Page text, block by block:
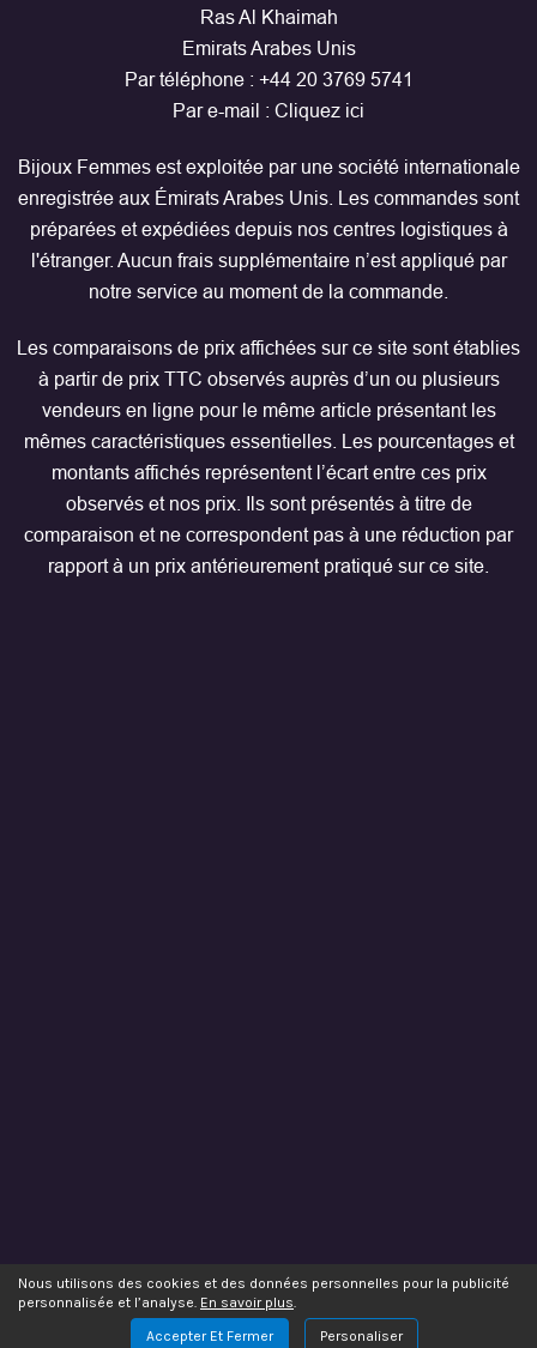
Ras Al Khaimah
Emirats Arabes Unis
Par téléphone : +44 20 3769 5741
Par e-mail : Cliquez ici
Bijoux Femmes est exploitée par une société internationale
enregistrée aux Émirats Arabes Unis. Les commandes sont
préparées et expédiées depuis nos centres logistiques à
l'étranger. Aucun frais supplémentaire n’est appliqué par
notre service au moment de la commande.
Les comparaisons de prix affichées sur ce site sont établies
à partir de prix TTC observés auprès d’un ou plusieurs
vendeurs en ligne pour le même article présentant les
mêmes caractéristiques essentielles. Les pourcentages et
montants affichés représentent l’écart entre ces prix
observés et nos prix. Ils sont présentés à titre de
comparaison et ne correspondent pas à une réduction par
rapport à un prix antérieurement pratiqué sur ce site.
Nous utilisons des cookies et des données personnelles pour la publicité
personnalisée et l’analyse. En savoir plus.
Accepter Et Fermer
Personaliser